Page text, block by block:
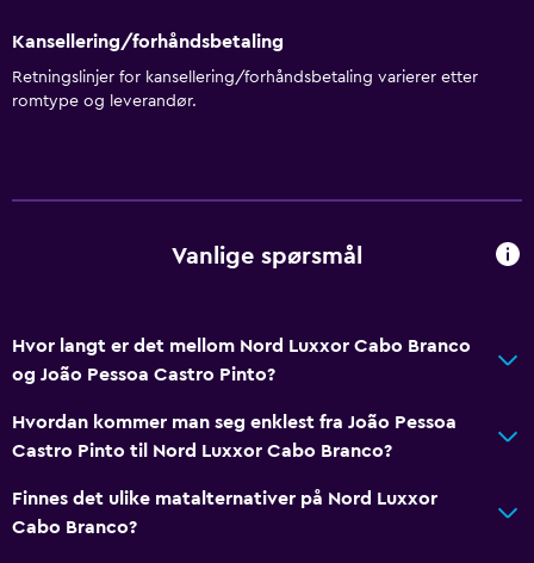
Kansellering/forhåndsbetaling
Retningslinjer for kansellering/forhåndsbetaling varierer etter
romtype og leverandør.
Vanlige spørsmål
Hvor langt er det mellom Nord Luxxor Cabo Branco
og João Pessoa Castro Pinto?
Hvordan kommer man seg enklest fra João Pessoa
Castro Pinto til Nord Luxxor Cabo Branco?
Finnes det ulike matalternativer på Nord Luxxor
Cabo Branco?